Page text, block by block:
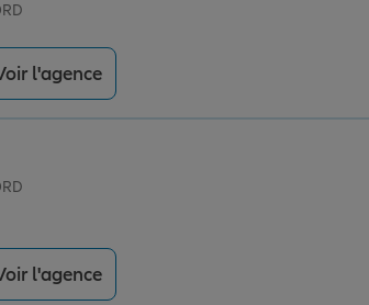
l'agence
l'agence